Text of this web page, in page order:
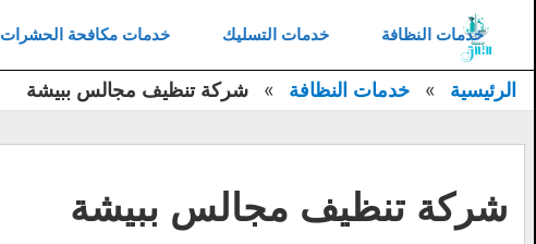
خدمات النظافة خدمات التسليك خدمات مكافحة الحشرات
خدمات النظافة
خدمات العزل
الرئيسية خدمات النظافة شركة تنظيف مجالس ببيشة
شركة تنظيف مجالس ببيشة